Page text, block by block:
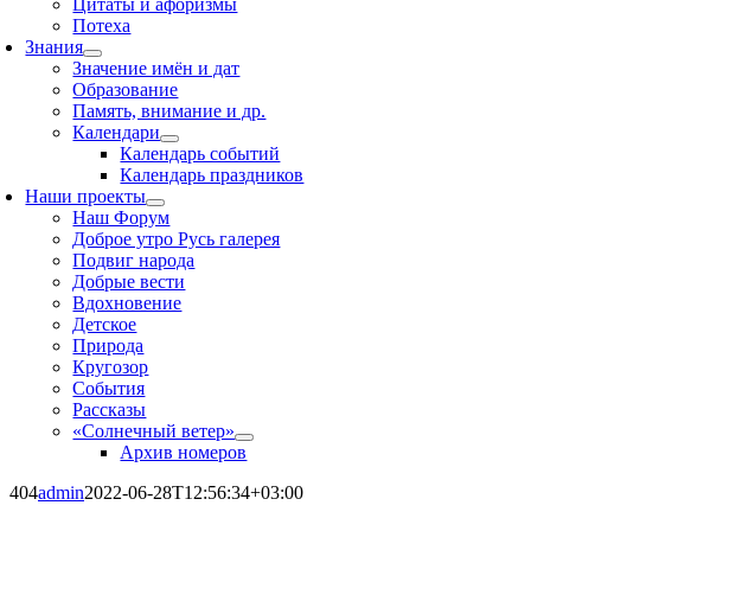
Цитаты и афоризмы
Потеха
Знания
Значение имён и дат
Образование
Память, внимание и др.
Календари
Календарь событий
Календарь праздников
Наши проекты
Наш Форум
Доброе утро Русь галерея
Подвиг народа
Добрые вести
Вдохновение
Детское
Природа
Кругозор
События
Рассказы
«Солнечный ветер»
Архив номеров
404admin2022-06-28T12:56:34+03:00